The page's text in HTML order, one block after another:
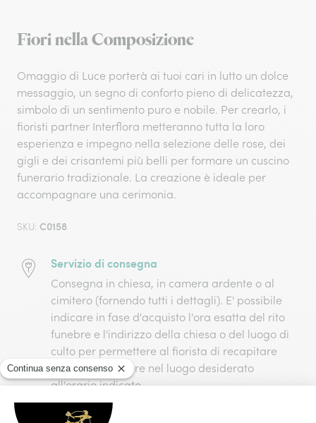
Fiori nella Composizione
Omaggio di Luce porterà ai tuoi cari in lutto un dolce
messaggio, un segno di conforto pieno di delicatezza,
simbolo di un sentimento puro e nobile. Per crearlo, i
fioristi partner Interflora metteranno tutta la loro
esperienza e impegno nella selezione delle rose, dei
gigli e dei crisantemi più belli per formare un cuscino
funerario tradizionale. La creazione è ideale per
accompagnare una cerimonia.
SKU: C0158
Servizio di consegna
Consegna in chiesa, in camera ardente o al
cimitero (fornendo tutti i dettagli). E' possibile
indicare in fase d'acquisto l'ora esatta del rito
funebre e l'indirizzo della chiesa o del luogo di
culto per permettere al fiorista di recapitare
l'omaggio funebre nel luogo desiderato
all'orario indicato.
Confezionamento